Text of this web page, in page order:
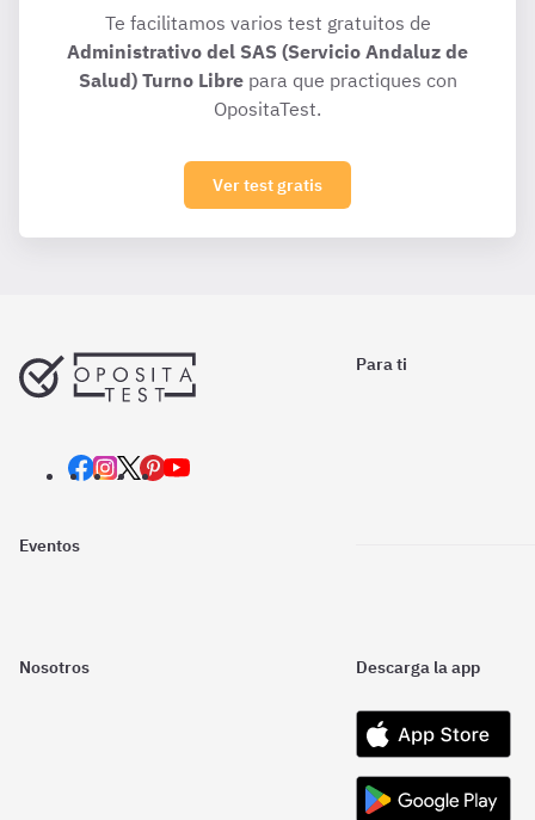
Te facilitamos varios test gratuitos de
Administrativo del SAS (Servicio Andaluz de
Salud) Turno Librepara que practiques con
OpositaTest.
Ver test gratis
Para ti
Eventos
Nosotros Descarga la app